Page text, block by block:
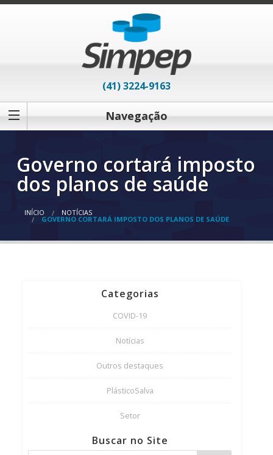
(41) 3224-9163
Navegação
Governo cortará imposto
dos planos de saúde
INÍCIO NOTÍCIAS
GOVERNO CORTARÁ IMPOSTO DOS PLANOS DE SAÚDE
Categorias
COVID-19
Notícias
Outros destaques
PlásticoSalva
Setor
Buscar no Site